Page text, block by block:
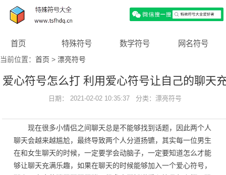
首页 特殊符号 数学符号 网名符号
当前位置： 首页 > 漂亮符号
爱心符号怎么打 利用爱心符号让自己的聊天
满色彩
日期： 2021-02-02 10:35:37 分类：漂亮符号
现在很多小情侣之间聊天总是不能够找到话题，因此两个人
聊天会越来越尴尬，最终导致两个人分道扬镳，其实每一位男生
在和女生聊天的时候，一定要学会动脑子，一定要知道怎么才能
够让聊天充满乐趣，如果在聊天的时候能够加入一个爱心符号，